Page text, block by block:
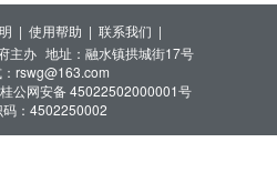
| 使用帮助 | 联系我们 |
主办 地址：融水镇拱城街17号
rswg@163.com
桂公网安备 45022502000001号
码：4502250002